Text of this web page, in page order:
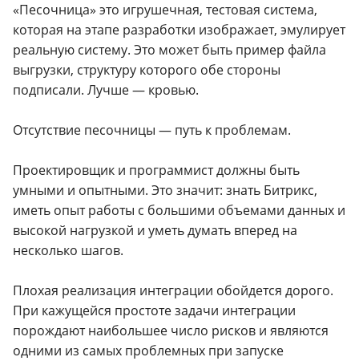
«Песочница» это игрушечная, тестовая система,
которая на этапе разработки изображает, эмулирует
реальную систему. Это может быть пример файла
выгрузки, структуру которого обе стороны
подписали. Лучше — кровью.
Отсутствие песочницы — путь к проблемам.
Проектировщик и программист должны быть
умными и опытными. Это значит: знать Битрикс,
иметь опыт работы с большими объемами данных и
высокой нагрузкой и уметь думать вперед на
несколько шагов.
Плохая реализация интеграции обойдется дорого.
При кажущейся простоте задачи интеграции
порождают наибольшее число рисков и являются
одними из самых проблемных при запуске